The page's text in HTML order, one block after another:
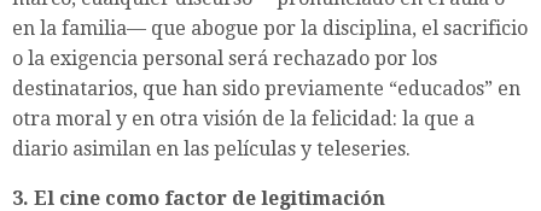
en la familia— que abogue por la disciplina, el sacrificio
o la exigencia personal será rechazado por los
destinatarios, que han sido previamente “educados” en
otra moral y en otra visión de la felicidad: la que a
diario asimilan en las películas y teleseries.
3. El cine como factor de legitimación